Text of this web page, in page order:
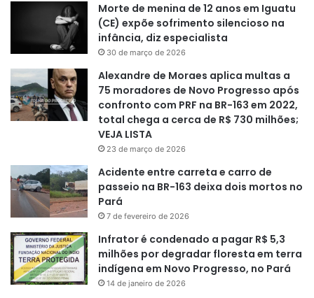
Morte de menina de 12 anos em Iguatu
(CE) expõe sofrimento silencioso na
infância, diz especialista
30 de março de 2026
Alexandre de Moraes aplica multas a
75 moradores de Novo Progresso após
confronto com PRF na BR-163 em 2022,
total chega a cerca de R$ 730 milhões;
VEJA LISTA
23 de março de 2026
Acidente entre carreta e carro de
passeio na BR-163 deixa dois mortos no
Pará
7 de fevereiro de 2026
Infrator é condenado a pagar R$ 5,3
milhões por degradar floresta em terra
indígena em Novo Progresso, no Pará
14 de janeiro de 2026